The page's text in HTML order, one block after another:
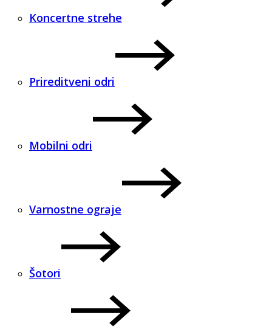
Koncertne strehe
Prireditveni odri
Mobilni odri
Varnostne ograje
Šotori